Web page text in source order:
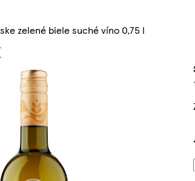
zelené biele suché víno 0,75 l